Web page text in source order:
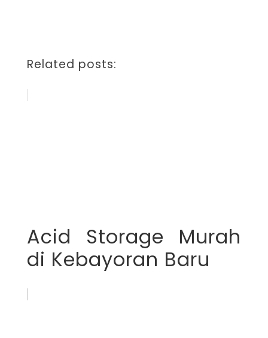
Related posts:
Acid Storage Murah
di Kebayoran Baru